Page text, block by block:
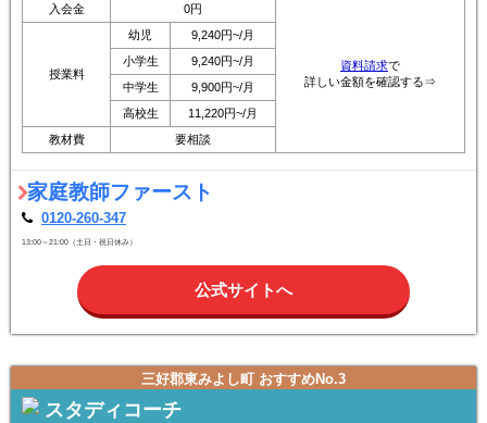
入会金
0円
資料請求で
詳しい金額を確認する⇒
授業料
幼児
9,240円~/月
小学生
9,240円~/月
中学生
9,900円~/月
高校生
11,220円~/月
教材費
要相談
家庭教師ファースト
0120-260-347
13:00～21:00（土日・祝日休み）
公式サイトへ
三好郡東みよし町 おすすめNo.3
スタディコーチ